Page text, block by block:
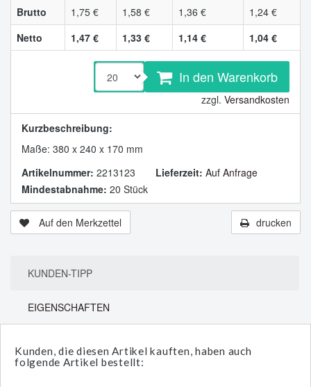
Brutto
1,75 € 1,58 € 1,36 €
1,24 €
Netto
1,47 € 1,33 € 1,14 € 1,04 €
In den Warenkorb
zzgl. Versandkosten
Kurzbeschreibung:
Maße: 380 x 240 x 170 mm
Artikelnummer: 2213123 Lieferzeit: Auf Anfrage
Mindestabnahme: 20 Stück
Auf den Merkzettel drucken
KUNDEN-TIPP
EIGENSCHAFTEN
Kunden, die diesen Artikel kauften, haben auch
folgende Artikel bestellt: